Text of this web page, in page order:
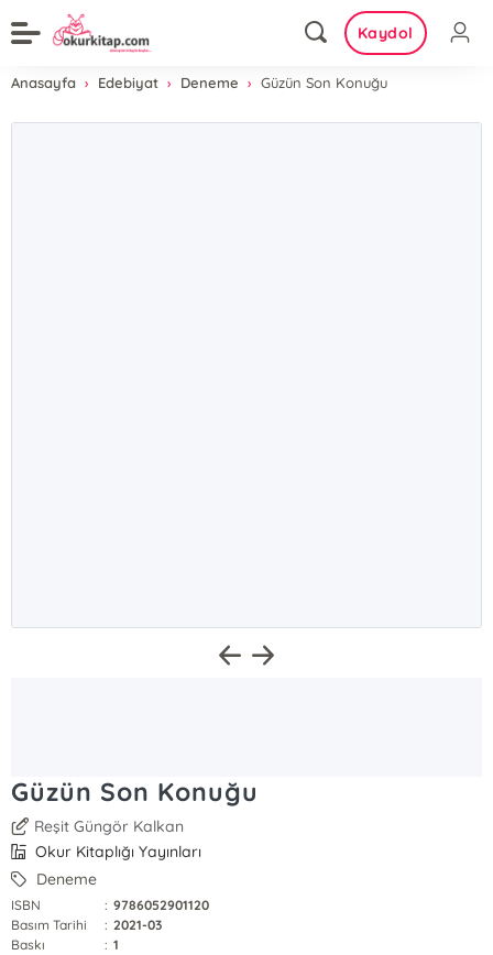
Kaydol
Anasayfa Edebiyat Deneme Güzün Son Konuğu
Güzün Son Konuğu
Reşit Güngör Kalkan
Okur Kitaplığı Yayınları
Deneme
ISBN : 9786052901120
Basım Tarihi
: 2021-03
Baskı
: 1